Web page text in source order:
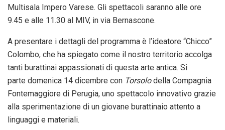
Multisala Impero Varese. Gli spettacoli saranno alle ore
9.45 e alle 11.30 al MIV, in via Bernascone.
A presentare i dettagli del programma è l’ideatore “Chicco”
Colombo, che ha spiegato come il nostro territorio accolga
tanti burattinai appassionati di questa arte antica. Si
parte domenica 14 dicembre con Torsolodella Compagnia
Fontemaggiore di Perugia, uno spettacolo innovativo grazie
alla sperimentazione di un giovane burattinaio attento a
linguaggi e materiali.